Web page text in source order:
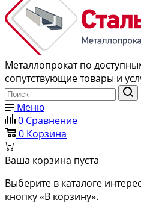
Металлопрокат по
сопутствующие товары и
Меню
0 Сравнение
0 Корзина
Ваша корзина пуста
Выберите в каталоге
кнопку «В корзину».